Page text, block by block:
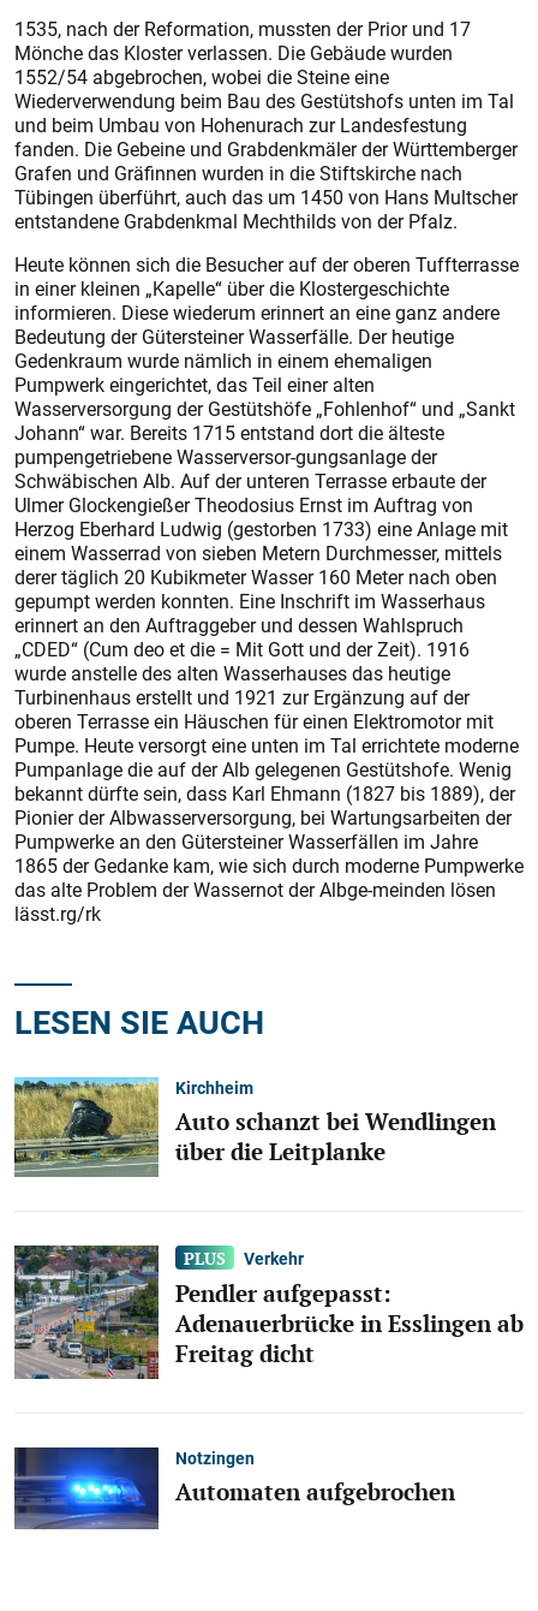
1535, nach der Reformation, muss­ten der Prior und 17
Mönche das Kloster verlassen. Die Gebäude wurden
1552/54 abgebrochen, wobei die Steine eine
Wiederverwendung beim Bau des Gestütshofs unten im Tal
und beim Umbau von Hohenurach­ zur Landesfestung
fanden. Die Gebeine und Grabdenkmäler der Würt­temberger
Grafen und Gräfinnen wurden in die Stiftskirche nach
Tübingen überführt, auch das um 1450 von Hans Multscher
entstandene Grabdenkmal Mechthilds von der Pfalz.
Heute können sich die Besucher auf der oberen Tuffterrasse
in einer kleinen „Kapelle“ über die Klostergeschichte
informieren. Diese wiederum erinnert an eine ganz andere
Bedeutung der Gütersteiner Wasserfälle. Der heutige
Gedenkraum wurde nämlich in einem ehemaligen
Pumpwerk eingerichtet, das Teil einer alten
Wasserversorgung der Gestütshöfe „Fohlenhof“ und „Sankt
Johann“ war. Bereits 1715 entstand dort die älteste
pumpengetriebene Wasserversor-gungsanlage der
Schwäbischen Alb. Auf der unteren Terrasse erbaute der
Ulmer Glockengießer Theodosius Ernst im Auftrag von
Herzog Eberhard Ludwig (gestorben 1733) eine Anlage mit
einem Wasserrad von sieben Metern Durchmesser, mittels
derer täglich 20 Kubikmeter Wasser 160 Meter nach oben
gepumpt werden konnten. Eine Inschrift im Wasserhaus
erinnert an den Auftraggeber und dessen Wahlspruch
„CDED“ (Cum deo et die = Mit Gott und der Zeit). 1916
wurde anstelle des alten Wasserhauses das heutige
Turbinenhaus erstellt und 1921 zur Ergänzung auf der
oberen Terrasse ein Häuschen für einen Elektromotor mit
Pumpe. Heute versorgt eine unten im Tal errichtete moderne
Pumpanlage die auf der Alb gelegenen Gestütshofe. Wenig
bekannt dürfte sein, dass Karl Ehmann (1827 bis 1889), der
Pionier der Albwasserversorgung, bei Wartungsarbeiten der
Pumpwerke an den Gütersteiner Wasserfällen im Jahre
1865 der Gedanke kam, wie sich durch moderne Pumpwerke
das alte Problem der Wassernot der Albge-meinden lösen
lässt.rg/rk
LESEN SIE AUCH
Kirchheim
Auto schanzt bei Wendlingen
über die Leitplanke
Verkehr
Pendler aufgepasst:
Adenauerbrücke in Esslingen ab
Freitag dicht
Notzingen
Automaten aufgebrochen